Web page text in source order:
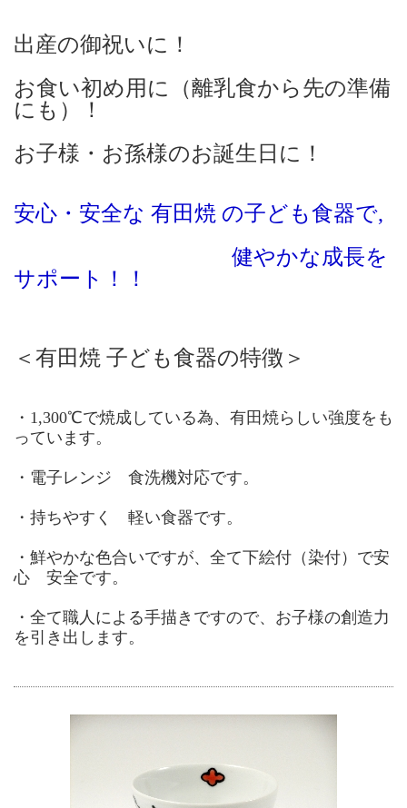
出産の御祝いに！
お食い初め用に（離乳食から先の準備
にも）！
お子様・お孫様のお誕生日に！
安心・安全な 有田焼 の子ども食器で,
健やかな成長を
サポート！！
＜有田焼 子ども食器の特徴＞
・1,300℃で焼成している為、有田焼らしい強度をも
っています。
・電子レンジ 食洗機対応です。
・持ちやすく 軽い食器です。
・鮮やかな色合いですが、全て下絵付（染付）で安
心 安全です。
・全て職人による手描きですので、お子様の創造力
を引き出します。